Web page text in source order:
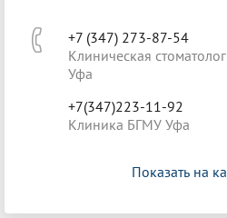
+7 (347) 273-87-54
Клиническая
Уфа
+7(347)223-11-92
Клиника БГМУ Уфа
Показать на